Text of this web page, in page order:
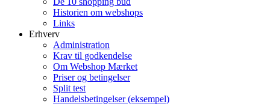
Historien om webshops
Links
Erhverv
Administration
Krav til godkendelse
Om Webshop Mærket
Priser og betingelser
Split test
Handelsbetingelser (eksempel)